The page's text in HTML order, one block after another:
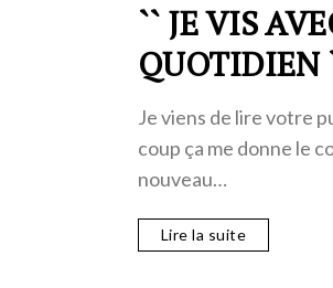
`` JE VIS
QUOTIDIEN
Je viens de lire votre
coup ça me donne le
nouveau…
Lire la suite